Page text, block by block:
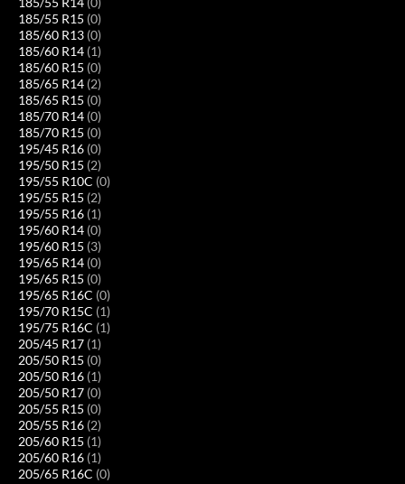
185/55 R15 (0)
185/60 R13 (0)
185/60 R14 (1)
185/60 R15 (0)
185/65 R14 (2)
185/65 R15 (0)
185/70 R14 (0)
185/70 R15 (0)
195/45 R16 (0)
195/50 R15 (2)
195/55 R10C (0)
195/55 R15 (2)
195/55 R16 (1)
195/60 R14 (0)
195/60 R15 (3)
195/65 R14 (0)
195/65 R15 (0)
195/65 R16C (0)
195/70 R15C (1)
195/75 R16C (1)
205/45 R17 (1)
205/50 R15 (0)
205/50 R16 (1)
205/50 R17 (0)
205/55 R15 (0)
205/55 R16 (2)
205/60 R15 (1)
205/60 R16 (1)
205/65 R16C (0)